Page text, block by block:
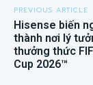
PREVIOUS ARTICLE
Hisense biến
thành nơi lý
thưởng thức
Cup 2026™